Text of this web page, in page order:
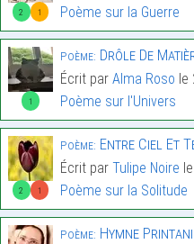
2 1
Poème sur la Guerre
1
Poème: Drôle De
Écrit par Alma Roso
Poème sur l'Univers
2 1
Poème: Entre Ciel Et
Écrit par Tulipe Noire
Poème sur la Solitude
Poème: Hymne